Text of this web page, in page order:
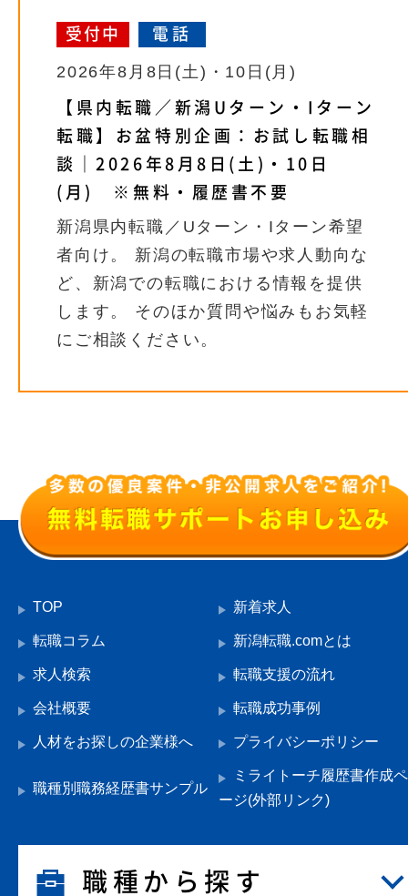
受付中 電話
2026年8月8日(土)・10日(月)
【県内転職／新潟Uターン・Iターン
転職】お盆特別企画：お試し転職相
談｜2026年8月8日(土)・10日
(月) ※無料・履歴書不要
新潟県内転職／Uターン・Iターン希望
者向け。 新潟の転職市場や求人動向な
ど、新潟での転職における情報を提供
します。 そのほか質問や悩みもお気軽
にご相談ください。
TOP 新着求人
転職コラム 新潟転職.comとは
求人検索 転職支援の流れ
会社概要 転職成功事例
人材をお探しの企業様へ プライバシーポリシー
職種別職務経歴書サンプル
ミライトーチ履歴書作成ペ
ージ(外部リンク)
職種から探す